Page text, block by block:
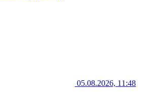
05.08.2026, 11:48